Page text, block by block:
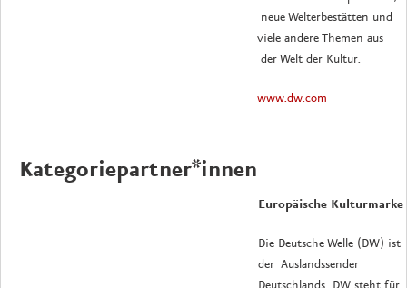
neue Welterbestätten und
viele andere Themen aus
der Welt der Kultur.
www.dw.com
Kategoriepartner*innen
Europäische Kulturmarke
Die Deutsche Welle (DW) ist
der Auslandssender